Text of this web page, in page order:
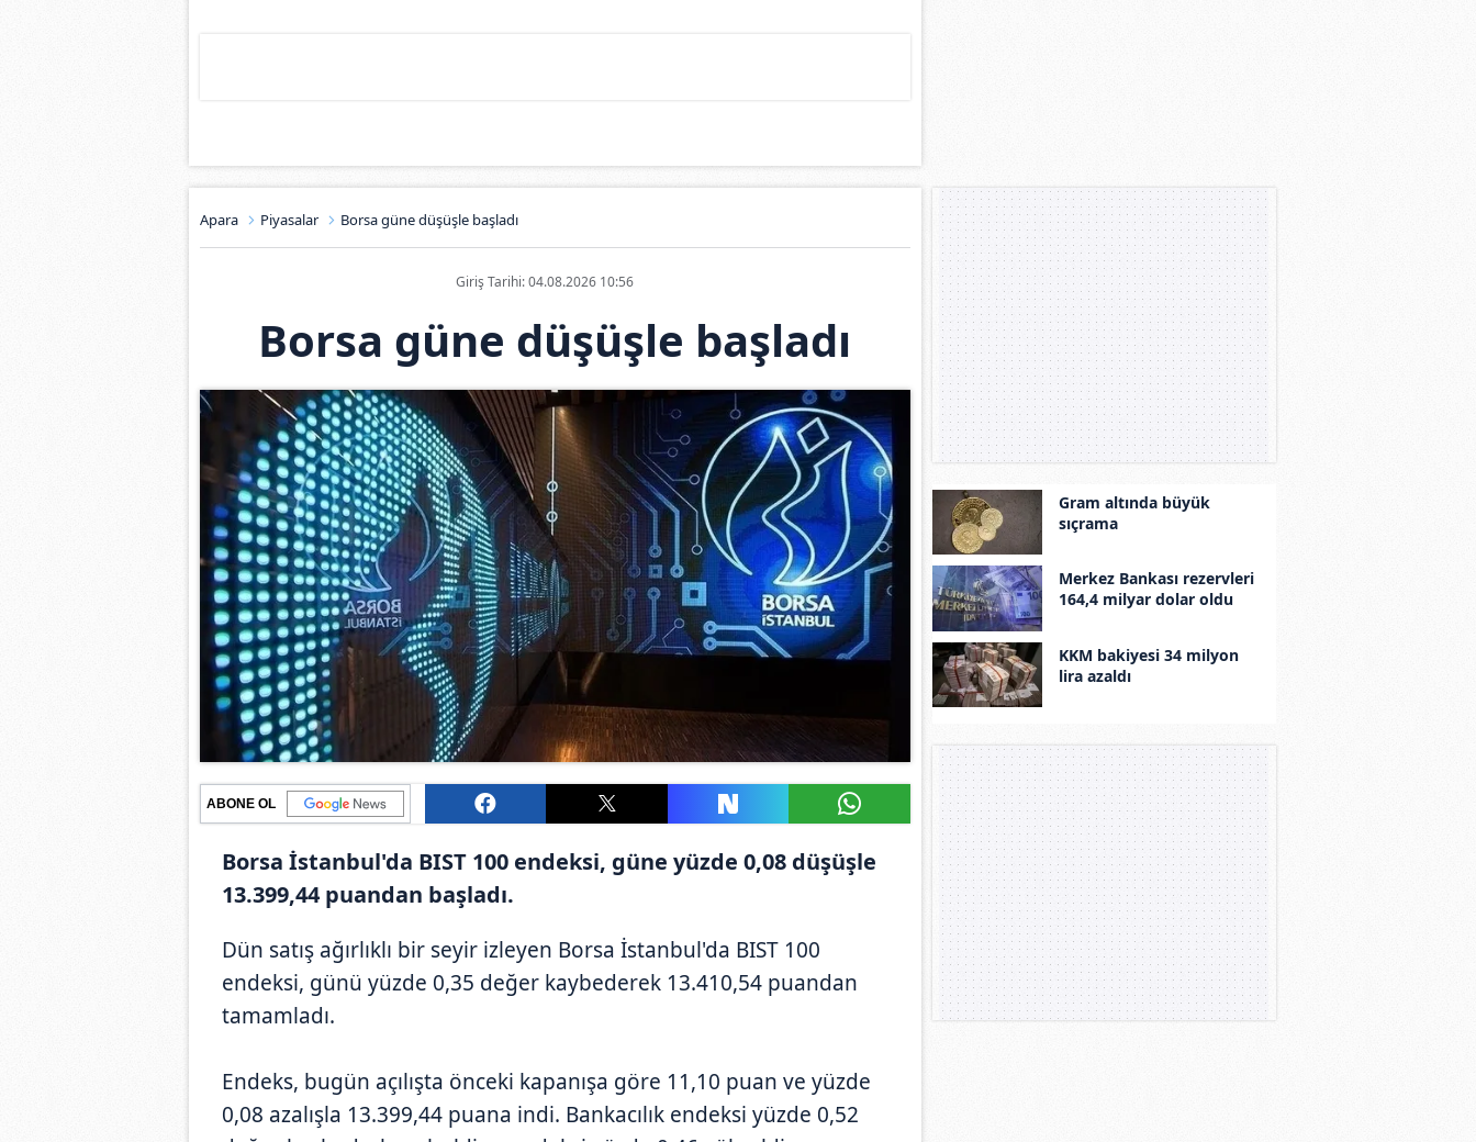
Apara Piyasalar Borsa güne düşüşle başladı
Giriş Tarihi: 04.08.2026 10:56
Borsa güne düşüşle başladı
ABONE OL
Borsa İstanbul'da BIST 100 endeksi, güne yüzde 0,08 düşüşle
13.399,44 puandan başladı.
Dün satış ağırlıklı bir seyir izleyen Borsa İstanbul'da BIST 100
endeksi, günü yüzde 0,35 değer kaybederek 13.410,54 puandan
tamamladı.
Endeks, bugün açılışta önceki kapanışa göre 11,10 puan ve yüzde
0,08 azalışla 13.399,44 puana indi. Bankacılık endeksi yüzde 0,52
Gram altında büyük
sıçrama
Merkez Bankası rezervleri
164,4 milyar dolar oldu
KKM bakiyesi 34 milyon
lira azaldı